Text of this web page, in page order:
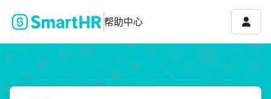
帮助中心 账号